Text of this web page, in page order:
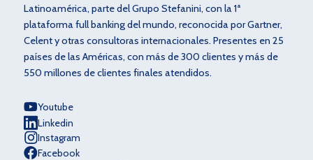
Latinoamérica, parte del Grupo Stefanini, con la 1ª
plataforma full banking del mundo, reconocida por Gartner,
Celent y otras consultoras internacionales. Presentes en 25
países de las Américas, con más de 300 clientes y más de
550 millones de clientes finales atendidos.
Youtube
Linkedin
Instagram
Facebook